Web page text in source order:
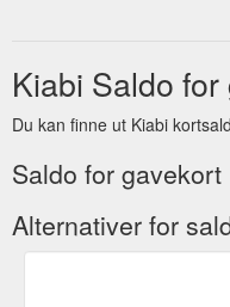
Kiabi Saldo for
Du kan finne ut Kiabi
Saldo for gavekort
Alternativer for